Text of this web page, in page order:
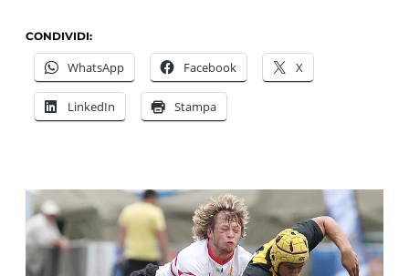
CONDIVIDI:
WhatsApp Facebook X
LinkedIn Stampa